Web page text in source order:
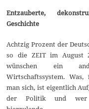
Entzauberte,
Geschichte
Achtzig Prozent der
so die ZEIT im August
wünschen ein
Wirtschaftssystem. Was,
man sich, ist eigentlich
der Politik und